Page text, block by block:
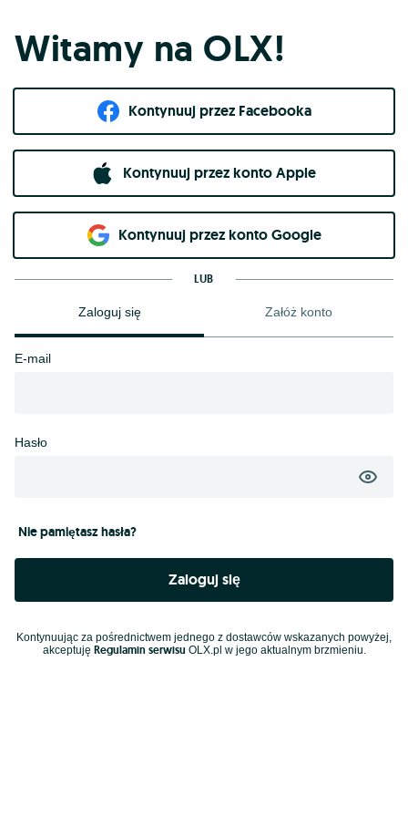
Witamy na OLX!
Kontynuuj przez Facebooka
Kontynuuj przez konto Apple
Kontynuuj przez konto Google
LUB
Zaloguj się Załóż konto
E-mail
Hasło
Nie pamiętasz hasła?
Zaloguj się
Kontynuując za pośrednictwem jednego z dostawców wskazanych powyżej,
akceptuję Regulamin serwisu OLX.pl w jego aktualnym brzmieniu.